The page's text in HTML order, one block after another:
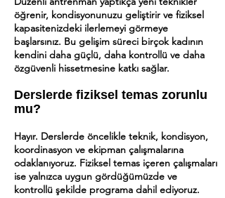
öğrenir, kondisyonunuzu geliştirir ve fiziksel
kapasitenizdeki ilerlemeyi görmeye
başlarsınız. Bu gelişim süreci birçok kadının
kendini daha güçlü, daha kontrollü ve daha
özgüvenli hissetmesine katkı sağlar.
Derslerde fiziksel temas zorunlu
mu?
Hayır. Derslerde öncelikle teknik, kondisyon,
koordinasyon ve ekipman çalışmalarına
odaklanıyoruz. Fiziksel temas içeren çalışmaları
ise yalnızca uygun gördüğümüzde ve
kontrollü şekilde programa dahil ediyoruz.